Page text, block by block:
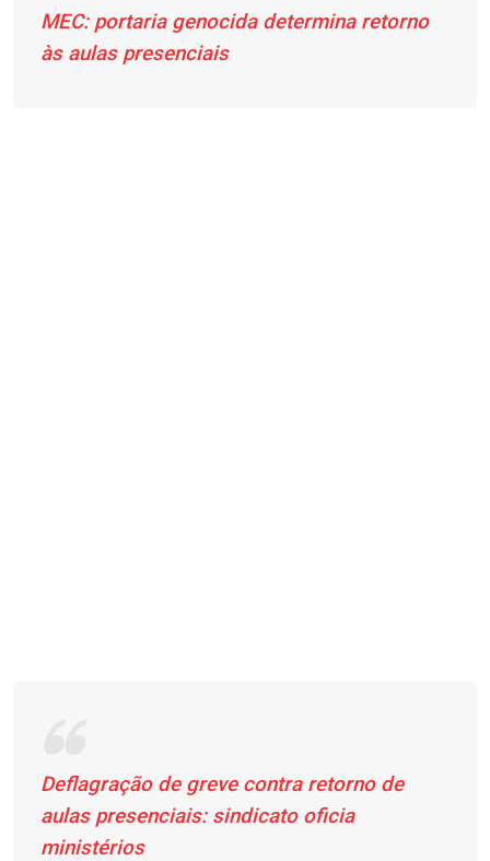
MEC: portaria genocida determina retorno
às aulas presenciais
Deflagração de greve contra retorno de
aulas presenciais: sindicato oficia
ministérios